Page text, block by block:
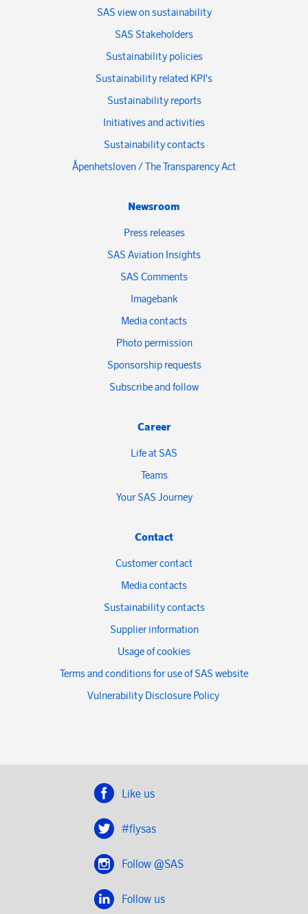
SAS view on sustainability
SAS Stakeholders
Sustainability policies
Sustainability related KPI's
Sustainability reports
Initiatives and activities
Sustainability contacts
Åpenhetsloven / The Transparency Act
Newsroom
Press releases
SAS Aviation Insights
SAS Comments
Imagebank
Media contacts
Photo permission
Sponsorship requests
Subscribe and follow
Career
Life at SAS
Teams
Your SAS Journey
Contact
Customer contact
Media contacts
Sustainability contacts
Supplier information
Usage of cookies
Terms and conditions for use of SAS website
Vulnerability Disclosure Policy
Like us
#flysas
Follow @SAS
Follow us